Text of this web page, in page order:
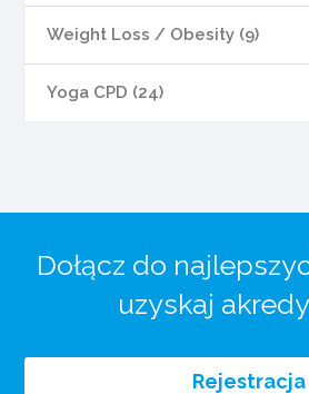
Weight Loss / Obesity (9)
Yoga CPD (24)
Dołącz do
uzyskaj
Rejestracja